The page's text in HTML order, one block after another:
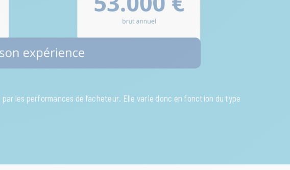
les performances de l’acheteur. Elle varie donc en fonction du type